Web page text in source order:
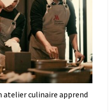
atelier culinaire apprend